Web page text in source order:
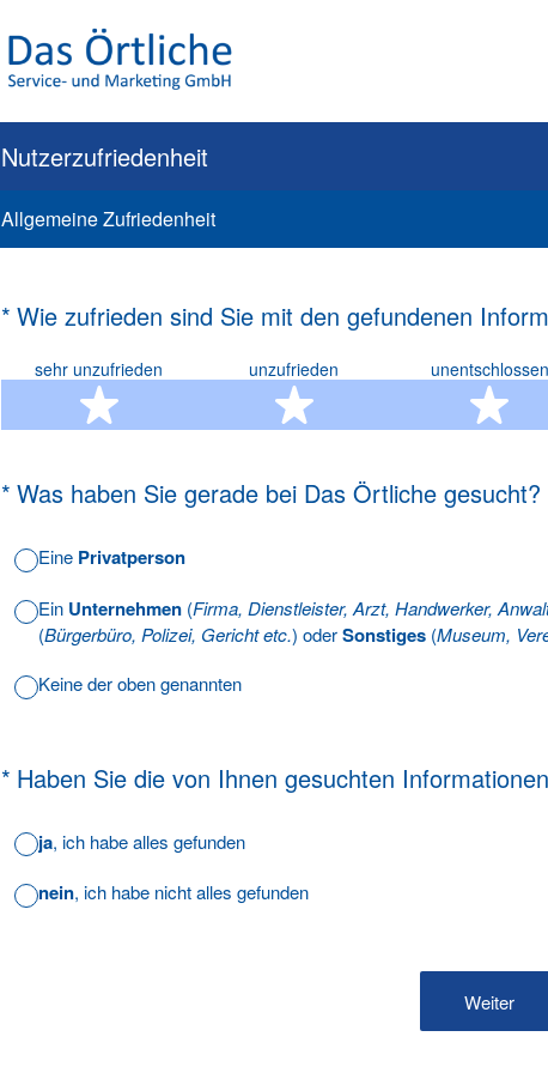
Nutzerzufriedenheit
Allgemeine Zufriedenheit
* Wie zufrieden sind Sie mit den gefundenen
(Erforderlich.)
sehr unzufrieden
1 Stern
unzufrieden
2 Sterne
unentschlossen
3
* Was haben Sie gerade bei Das Örtliche gesucht?
(Erforderlich.)
Eine Privatperson
Ein Unternehmen (Firma, Dienstleister, Arzt, Handwerker,
(Bürgerbüro, Polizei, Gericht etc.) oderSonstiges (Museum,
Keine der oben genannten
* Haben Sie die von Ihnen gesuchten
(Erforderlich.)
ja, ich habe alles gefunden
nein, ich habe nicht alles gefunden
Weiter